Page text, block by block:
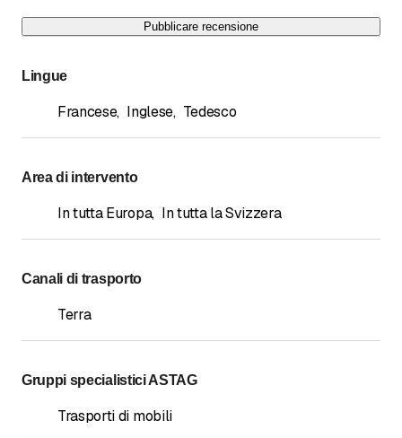
Pubblicare recensione
Lingue
Francese, Inglese, Tedesco
Area di intervento
In tutta Europa, In tutta la Svizzera
Canali di trasporto
Terra
Gruppi specialistici ASTAG
Trasporti di mobili